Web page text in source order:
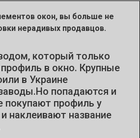
окон, вы больше не
нерадивых продавцов.
который только
в окно. Крупные
в Украине
попадаются и
покупают профиль у
наклеивают название